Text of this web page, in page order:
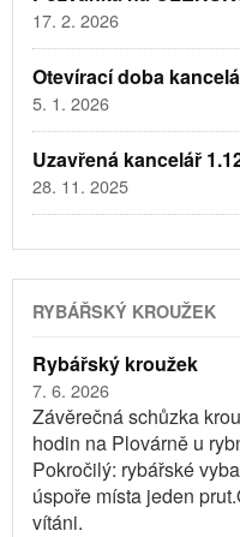
17. 2. 2026
Otevírací doba
5. 1. 2026
Uzavřená kancelář
28. 11. 2025
RYBÁŘSKÝ KROUŽEK
Rybářský kroužek
7. 6. 2026
Závěrečná schůzka
hodin na Plovárně u
Pokročilý: rybářské
úspoře místa jeden
vítáni.